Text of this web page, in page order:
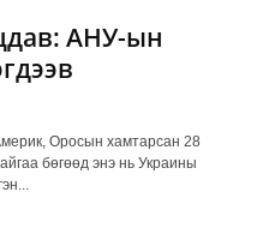
АНУ-ын
Оросын хамтарсан 28
бөгөөд энэ нь Украины